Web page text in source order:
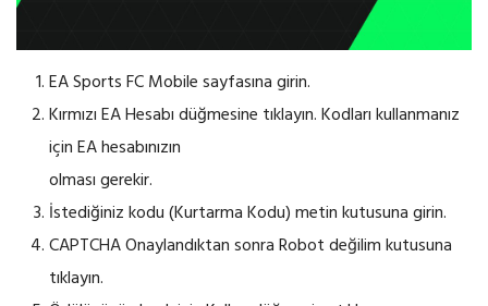
EA Sports FC Mobile sayfasına girin.
Kırmızı EA Hesabı düğmesine tıklayın. Kodları kullanmanız
için EA hesabınızın
olması gerekir.
İstediğiniz kodu (Kurtarma Kodu) metin kutusuna girin.
CAPTCHA Onaylandıktan sonra Robot değilim kutusuna
tıklayın.